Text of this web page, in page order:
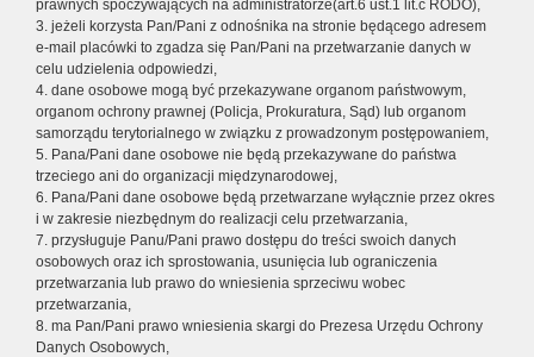
prawnych spoczywających na administratorze(art.6 ust.1 lit.c RODO),
3. jeżeli korzysta Pan/Pani z odnośnika na stronie będącego adresem
e-mail placówki to zgadza się Pan/Pani na przetwarzanie danych w
celu udzielenia odpowiedzi,
4. dane osobowe mogą być przekazywane organom państwowym,
organom ochrony prawnej (Policja, Prokuratura, Sąd) lub organom
samorządu terytorialnego w związku z prowadzonym postępowaniem,
5. Pana/Pani dane osobowe nie będą przekazywane do państwa
trzeciego ani do organizacji międzynarodowej,
6. Pana/Pani dane osobowe będą przetwarzane wyłącznie przez okres
i w zakresie niezbędnym do realizacji celu przetwarzania,
7. przysługuje Panu/Pani prawo dostępu do treści swoich danych
osobowych oraz ich sprostowania, usunięcia lub ograniczenia
przetwarzania lub prawo do wniesienia sprzeciwu wobec
przetwarzania,
8. ma Pan/Pani prawo wniesienia skargi do Prezesa Urzędu Ochrony
Danych Osobowych,